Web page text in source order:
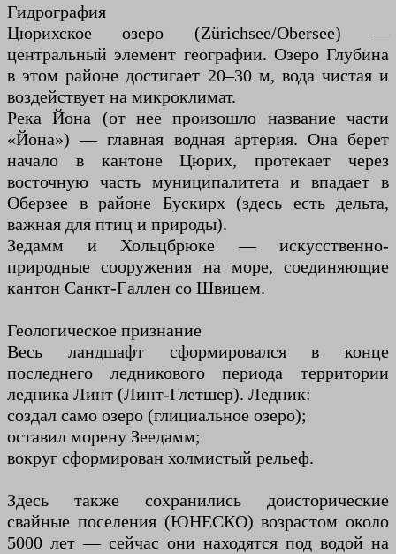
Гидрография
Цюрихское озеро (Zürichsee/Obersee) —
центральный элемент географии. Озеро Глубина
в этом районе достигает 20–30 м, вода чистая и
воздействует на микроклимат.
Река Йона (от нее произошло название части
«Йона») — главная водная артерия. Она берет
начало в кантоне Цюрих, протекает через
восточную часть муниципалитета и впадает в
Оберзее в районе Бускирх (здесь есть дельта,
важная для птиц и природы).
Зедамм и Хольцбрюке — искусственно-
природные сооружения на море, соединяющие
кантон Санкт-Галлен со Швицем.
Геологическое признание
Весь ландшафт сформировался в конце
последнего ледникового периода территории
ледника Линт (Линт-Глетшер). Ледник:
создал само озеро (глициальное озеро);
оставил морену Зеедамм;
вокруг сформирован холмистый рельеф.
Здесь также сохранились доисторические
свайные поселения (ЮНЕСКО) возрастом около
5000 лет — сейчас они находятся под водой на